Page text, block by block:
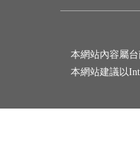
本網站內容屬
本網站建議以